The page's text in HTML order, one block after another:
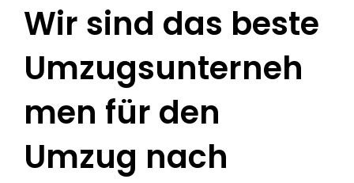
Wir sind das beste
Umzugsunterneh
men für den
Umzug nach